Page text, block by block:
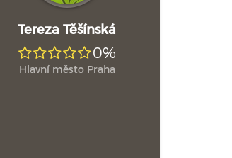
Tereza Těšínská
0%
Hlavní město Praha